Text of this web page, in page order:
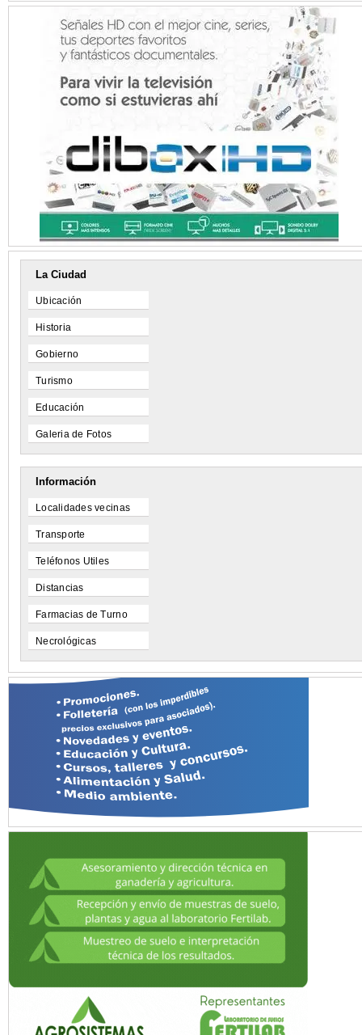
La Ciudad
Ubicación
Historia
Gobierno
Turismo
Educación
Galeria de Fotos
Información
Localidades vecinas
Transporte
Teléfonos Utiles
Distancias
Farmacias de Turno
Necrológicas